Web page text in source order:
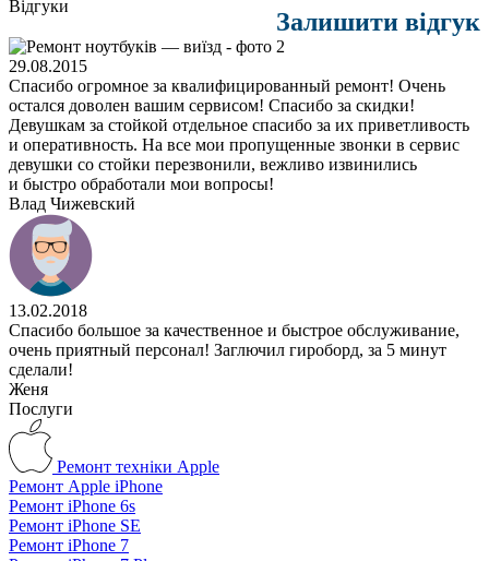
Залишити відгук
Відгуки
29.08.2015
Спасибо огромное за квалифицированный ремонт! Очень
остался доволен вашим сервисом! Спасибо за скидки!
Девушкам за стойкой отдельное спасибо за их приветливость
и оперативность. На все мои пропущенные звонки в сервис
девушки со стойки перезвонили, вежливо извинились
и быстро обработали мои вопросы!
Влад Чижевский
13.02.2018
Спасибо большое за качественное и быстрое обслуживание,
очень приятный персонал! Заглючил гироборд, за 5 минут
сделали!
Женя
Послуги
Ремонт техніки Apple
Ремонт Apple iPhone
Ремонт iPhone 6s
Ремонт iPhone SE
Ремонт iPhone 7